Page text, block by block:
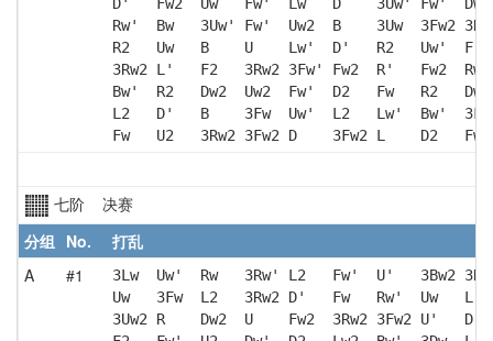
Rw'  Bw   3Uw' Fw'  Uw2  B    3Uw  3Fw2
R2   Uw   B    U    Lw'  D'   R2   Uw'  F
3Rw2 L'   F2   3Rw2 3Fw' Fw2  R'   Fw2
Bw'  R2   Dw2  Uw2  Fw'  D2   Fw   R2
L2   D'   B    3Fw  Uw'  L2   Lw'  Bw'
Fw   U2   3Rw2 3Fw2 D    3Fw2 L    D2
七阶 决赛
分组 No.
打乱
A
#1
3Lw  Uw'  Rw   3Rw' L2   Fw'  U'   3Bw2
Uw   3Fw  L2   3Rw2 D'   Fw   Rw'  Uw
3Uw2 R    Dw2  U    Fw2  3Rw2 3Fw2 U'   D'